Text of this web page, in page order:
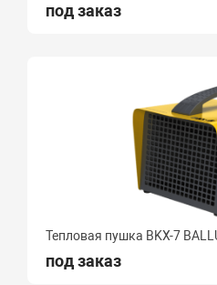
под заказ
Тепловая пушка BKX-7
под заказ